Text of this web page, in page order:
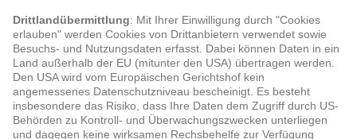
jö Bonus Club Partner